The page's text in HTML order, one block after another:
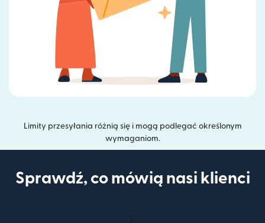
Limity przesyłania różnią się i mogą podlegać określonym
wymaganiom.
Sprawdź, co mówią nasi klienci